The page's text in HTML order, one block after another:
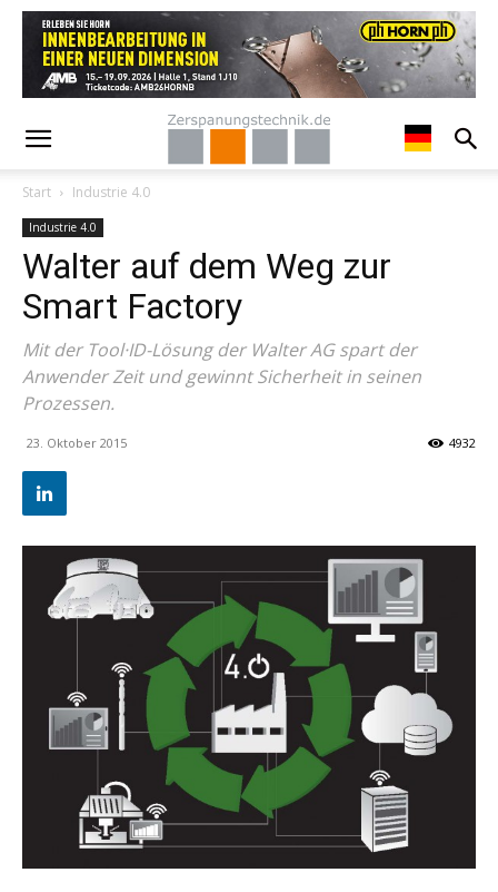
Start Industrie 4.0
Industrie 4.0
Walter auf dem Weg zur
Smart Factory
Mit der Tool·ID-Lösung der Walter AG spart der
Anwender Zeit und gewinnt Sicherheit in seinen
Prozessen.
23. Oktober 2015 4932